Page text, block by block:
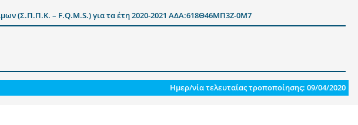
(Σ.Π.Π.Κ. – F.Q.M.S.) για τα έτη 2020-2021 ΑΔΑ:618Θ46ΜΠ3Ζ-0Μ7
Ημερ/νία τελευταίας τροποποίησης: 09/04/2020